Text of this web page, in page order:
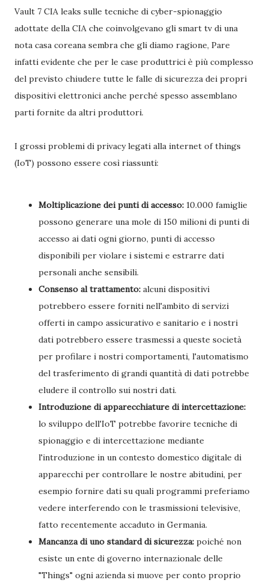
Vault 7 CIA leaks sulle tecniche di cyber-spionaggio
adottate della CIA che coinvolgevano gli smart tv di una
nota casa coreana sembra che gli diamo ragione, Pare
infatti evidente che per le case produttrici è più complesso
del previsto chiudere tutte le falle di sicurezza dei propri
dispositivi elettronici anche perché spesso assemblano
parti fornite da altri produttori.
I grossi problemi di privacy legati alla internet of things
(IoT) possono essere così riassunti:
Moltiplicazione dei punti di accesso: 10.000 famiglie
possono generare una mole di 150 milioni di punti di
accesso ai dati ogni giorno, punti di accesso
disponibili per violare i sistemi e estrarre dati
personali anche sensibili.
Consenso al trattamento: alcuni dispositivi
potrebbero essere forniti nell'ambito di servizi
offerti in campo assicurativo e sanitario e i nostri
dati potrebbero essere trasmessi a queste società
per profilare i nostri comportamenti, l'automatismo
del trasferimento di grandi quantità di dati potrebbe
eludere il controllo sui nostri dati.
Introduzione di apparecchiature di intercettazione:
lo sviluppo dell'IoT potrebbe favorire tecniche di
spionaggio e di intercettazione mediante
l'introduzione in un contesto domestico digitale di
apparecchi per controllare le nostre abitudini, per
esempio fornire dati su quali programmi preferiamo
vedere interferendo con le trasmissioni televisive,
fatto recentemente accaduto in Germania.
Mancanza di uno standard di sicurezza: poiché non
esiste un ente di governo internazionale delle
"Things" ogni azienda si muove per conto proprio